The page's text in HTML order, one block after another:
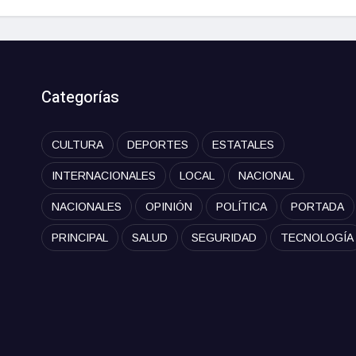
Categorías
CULTURA DEPORTES ESTATALES
INTERNACIONALES LOCAL NACIONAL
NACIONALES OPINIÓN POLÍTICA PORTADA
PRINCIPAL SALUD SEGURIDAD TECNOLOGÍA